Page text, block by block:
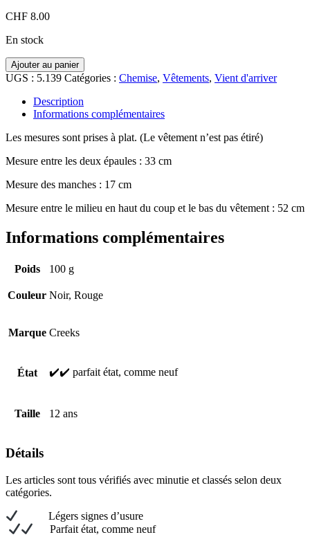
CHF 8.00
En stock
quantité
de
manche
courte,
ans
Ajouter au panier
UGS : 5.139 Catégories : Chemise, Vêtements, Vient d'arriver
Description
Informations complémentaires
Les mesures sont prises à plat. (Le vêtement n’est pas étiré)
Mesure entre les deux épaules : 33 cm
Mesure des manches : 17 cm
Mesure entre le milieu en haut du coup et le bas du vêtement : 52 cm
Informations complémentaires
Poids 100 g
Couleur Noir, Rouge
Marque Creeks
État ✔️✔️ parfait état, comme neuf
Taille 12 ans
Détails
Les articles sont tous vérifiés avec minutie et classés selon deux
catégories.
Légers signes d’usure
Parfait état, comme neuf